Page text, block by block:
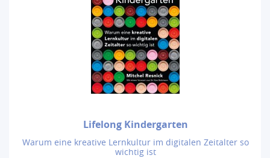
Lifelong Kindergarten
Warum eine kreative Lernkultur im digitalen Zeitalter so
wichtig ist